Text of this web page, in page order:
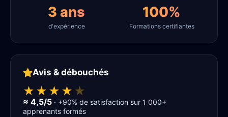
3 ans
d'expérience
100%
Formations certifiantes
Avis & débouchés
★★★★ ★
≈ 4,5/5 · +90% de satisfaction sur 1 000+
apprenants formés